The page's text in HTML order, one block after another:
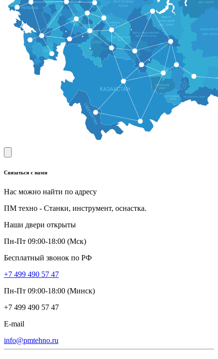
Связаться с нами
Нас можно найти по адресу
ПМ техно - Станки, инструмент, оснастка.
Наши двери открыты
Пн-Пт 09:00-18:00 (Мск)
Бесплатный звонок по РФ
+7 499 490 57 47
Пн-Пт 09:00-18:00 (Минск)
+7 499 490 57 47
E-mail
info@pmtehno.ru